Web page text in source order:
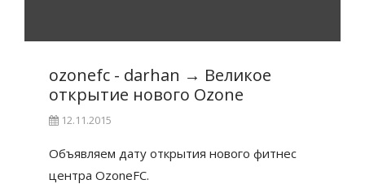
ozonefc - darhan → Великое
открытие нового Ozone
12.11.2015
Объявляем дату открытия нового фитнес
центра OzoneFC.